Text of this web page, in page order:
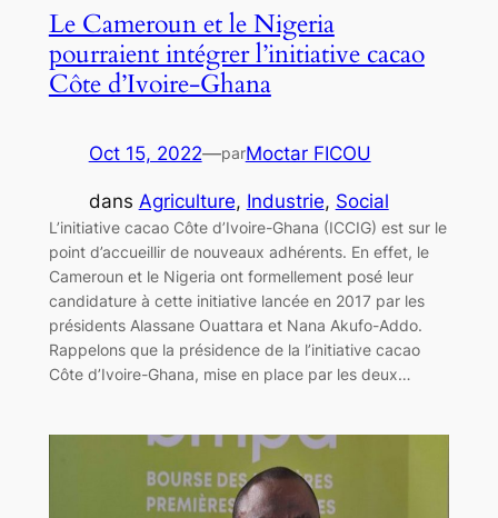
Le Cameroun et le Nigeria
pourraient intégrer l’initiative cacao
Côte d’Ivoire-Ghana
Oct 15, 2022—parMoctar FICOU
dans Agriculture, Industrie, Social
L’initiative cacao Côte d’Ivoire-Ghana (ICCIG) est sur le
point d’accueillir de nouveaux adhérents. En effet, le
Cameroun et le Nigeria ont formellement posé leur
candidature à cette initiative lancée en 2017 par les
présidents Alassane Ouattara et Nana Akufo-Addo.
Rappelons que la présidence de la l’initiative cacao
Côte d’Ivoire-Ghana, mise en place par les deux…